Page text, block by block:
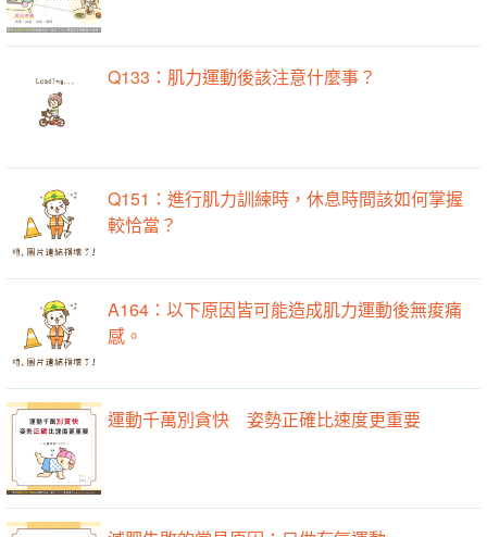
Q133：肌力運動後該注意什麼事？
Q151：進行肌力訓練時，休息時間該如何掌握
較恰當？
A164：以下原因皆可能造成肌力運動後無痠痛
感。
運動千萬別貪快 姿勢正確比速度更重要